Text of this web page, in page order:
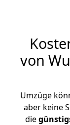
von
Umzüge
aber keine
die